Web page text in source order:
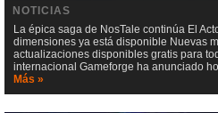
NOTICIAS
La épica saga de NosTale continúa El
dimensiones ya está disponible Nuevas
actualizaciones disponibles gratis para
internacional Gameforge ha anunciado
Más »